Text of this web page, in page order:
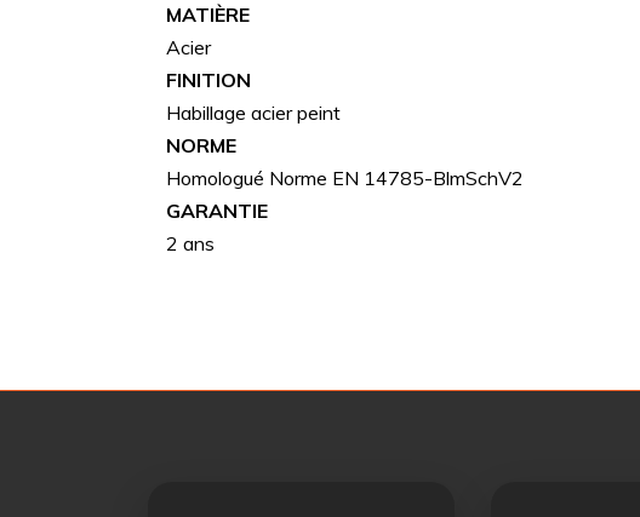
MATIÈRE
Acier
FINITION
Habillage acier peint
NORME
Homologué Norme EN 14785-BlmSchV2
GARANTIE
2 ans